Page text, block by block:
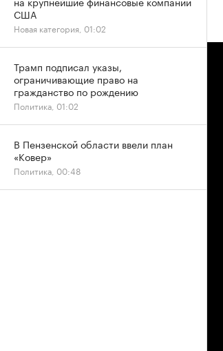
США
Новая категория, 01:02
Трамп подписал указы,
ограничивающие право на
гражданство по рождению
Политика, 01:02
В Пензенской области ввели план
«Ковер»
Политика, 00:48